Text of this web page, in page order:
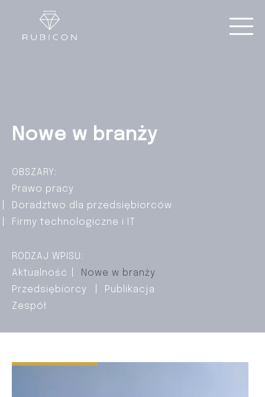
Nowe w branży
OBSZARY:
Prawo pracy
Doradztwo dla przedsiębiorców
Firmy technologiczne i IT
RODZAJ WPISU:
Aktualność
Nowe w branży
Przedsiębiorcy
Publikacja
Zespół